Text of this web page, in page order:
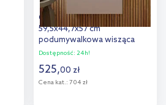
Cersanit Moduo szafka
59,5x44,7x57 cm
podumywalkowa wisząca
kaszmir S590-103-DSM
Dostępność: 24h!
525,00 zł
Cena kat.: 704 zł